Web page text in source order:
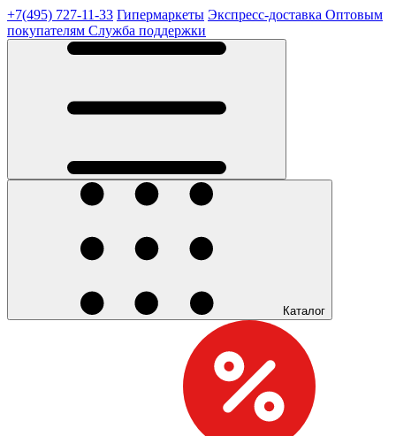
+7(495) 727-11-33 Гипермаркеты Экспресс-доставка Оптовым
покупателям Служба поддержки
Каталог